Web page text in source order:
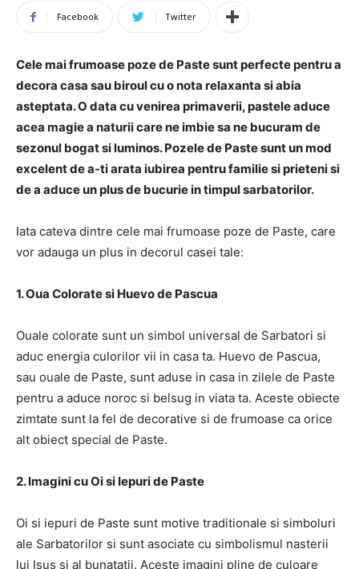
Facebook Twitter
Cele mai frumoase poze de Paste sunt perfecte pentru a
decora casa sau biroul cu o nota relaxanta si abia
asteptata. O data cu venirea primaverii, pastele aduce
acea magie a naturii care ne imbie sa ne bucuram de
sezonul bogat si luminos. Pozele de Paste sunt un mod
excelent de a-ti arata iubirea pentru familie si prieteni si
de a aduce un plus de bucurie in timpul sarbatorilor.
Iata cateva dintre cele mai frumoase poze de Paste, care
vor adauga un plus in decorul casei tale:
1. Oua Colorate si Huevo de Pascua
Ouale colorate sunt un simbol universal de Sarbatori si
aduc energia culorilor vii in casa ta. Huevo de Pascua,
sau ouale de Paste, sunt aduse in casa in zilele de Paste
pentru a aduce noroc si belsug in viata ta. Aceste obiecte
zimtate sunt la fel de decorative si de frumoase ca orice
alt obiect special de Paste.
2. Imagini cu Oi si Iepuri de Paste
Oi si iepuri de Paste sunt motive traditionale si simboluri
ale Sarbatorilor si sunt asociate cu simbolismul nasterii
lui Isus si al bunatatii. Aceste imagini pline de culoare